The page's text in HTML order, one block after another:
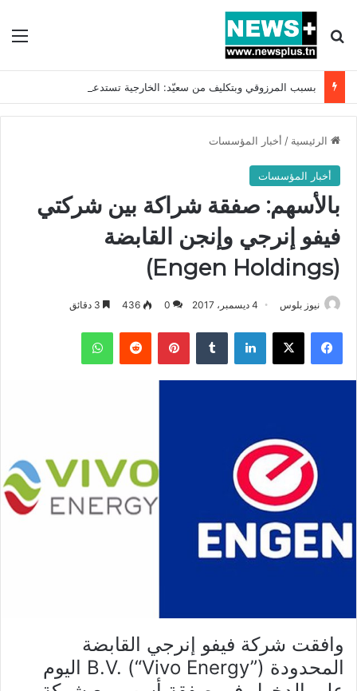
بحث عن
الرئيسية / أخبار المؤسسات
أخبار المؤسسات
بالأسهم: صفقة شراكة بين شركتي
فيفو إنرجي وإنجن القابضة
(Engen Holdings)
نيوز بلوس 4 ديسمبر، 2017 0
436
فيسبوك X لينكدإن بينتيريست واتساب
وافقت شركة فيفو إنرجي القابضة
المحدودة B.V. (“Vivo Energy”) اليوم